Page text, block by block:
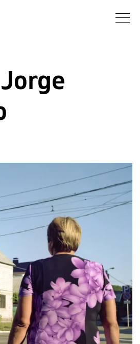
Galéria
Rólunk
ENGLISH
Jorge